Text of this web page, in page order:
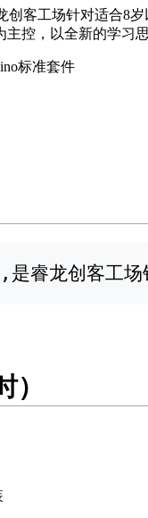
客工场针对适合8
控，以全新的学习
标准套件
龙创客工场针